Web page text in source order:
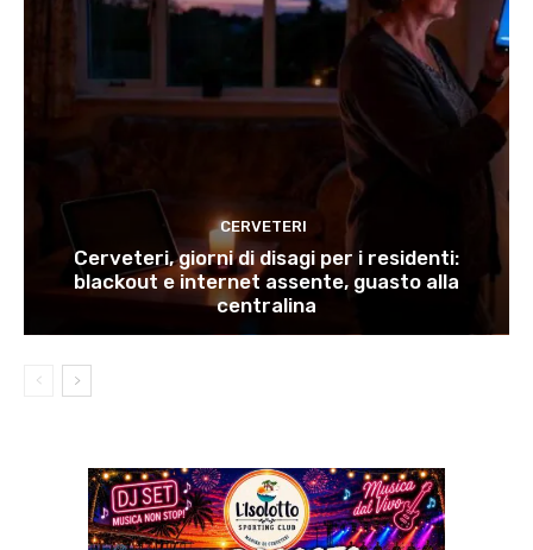
CERVETERI
Cerveteri, giorni di disagi per i residenti:
blackout e internet assente, guasto alla
centralina